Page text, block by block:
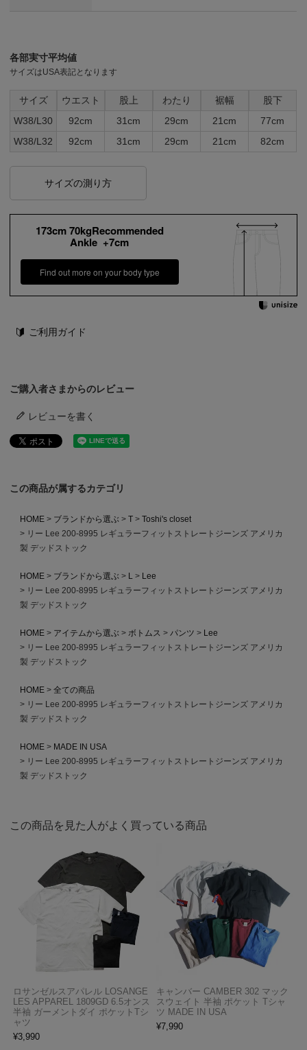
各部実寸平均値
サイズはUSA表記となります
サイズ ウエスト 股上 わたり 裾幅
股下
W38/L30
92cm 31cm 29cm 21cm
77cm
W38/L32
92cm 31cm 29cm 21cm 82cm
サイズの測り方
173cm 70kgRecommended
Ankle +7cm
Find out more on your body type
ご利用ガイド
ご購入者さまからのレビュー
レビューを書く
この商品が属するカテゴリ
HOME ブランドから選ぶ T
Toshi's closet
リー Lee 200-8995 レギュラーフィットストレートジーンズ アメリカ
製 デッドストック
HOME ブランドから選ぶ L
Lee
リー Lee 200-8995 レギュラーフィットストレートジーンズ アメリカ
製 デッドストック
HOME アイテムから選ぶ ボトムス パンツ
Lee
リー Lee 200-8995 レギュラーフィットストレートジーンズ アメリカ
製 デッドストック
HOME
全ての商品
リー Lee 200-8995 レギュラーフィットストレートジーンズ アメリカ
製 デッドストック
HOME
MADE IN USA
リー Lee 200-8995 レギュラーフィットストレートジーンズ アメリカ
製 デッドストック
この商品を見た人がよく買っている商品
ロサンゼルスアパレル LOSANGE
LES APPAREL 1809GD 6.5オンス
半袖 ガーメントダイ ポケットTシ
ャツ
¥3,990
キャンバー CAMBER 302 マック
スウェイト 半袖 ポケット Tシャ
ツ MADE IN USA
¥7,990